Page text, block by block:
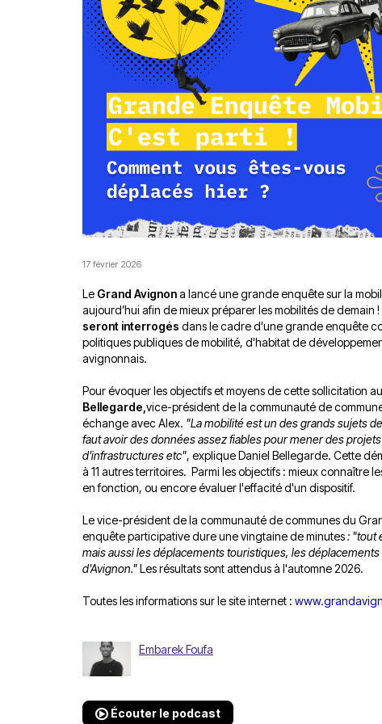
17 février 2026
Le Grand Avignona lancé une grande enquête sur la
aujourd’hui afin de mieux préparer les mobilités de demain
seront interrogés dans le cadre d'une grande enquête
politiques publiques de mobilité, d'habitat de
avignonnais.
Pour évoquer les objectifs et moyens de cette sollicitation
Bellegarde, vice-président de la communauté de
échange avec Alex. "La mobilité est un des grands sujets
faut avoir des données assez fiables pour mener des
d'infrastructures etc", explique Daniel Bellegarde. Cette
à 11 autres territoires. Parmi les objectifs : mieux connaître
en fonction, ou encore évaluer l'effacité d'un dispositif.
Le vice-président de la communauté de communes du
enquête participative dure une vingtaine de minutes: "tout
mais aussi les déplacements touristiques, les
d'Avignon."Les résultats sont attendus à l'automne 2026.
Toutes les informations sur le site internet :
Embarek Foufa
Écouter le podcast